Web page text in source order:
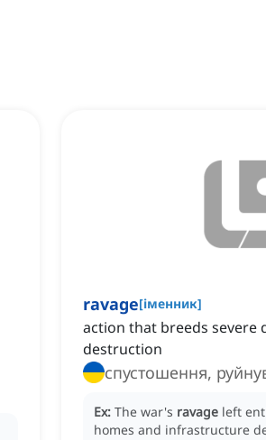
ravage[іменник]
action that breeds severe
destruction
спустошення,
Ex: The war's ravage left
homes and infrastructure